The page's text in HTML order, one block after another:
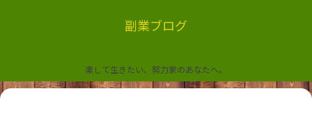
副業ブログ
楽して生きたい、努力家のあなたへ。